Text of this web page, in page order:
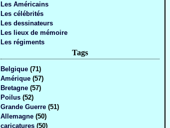
Les Américains
Les célébrités
Les dessinateurs
Les lieux de mémoire
Les régiments
Tags
Belgique (71)
Amérique (57)
Bretagne (57)
Poilus (52)
Grande Guerre (51)
Allemagne (50)
caricatures (50)